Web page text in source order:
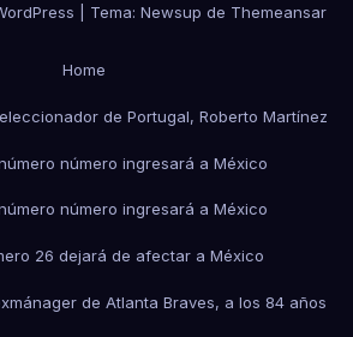
Tema: Newsup de Themeansar
Home
de Portugal, Roberto Martínez
número ingresará a México
número ingresará a México
26 dejará de afectar a México
de Atlanta Braves, a los 84 años